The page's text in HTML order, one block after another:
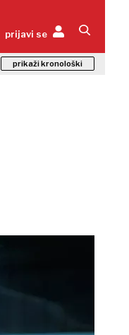
prijavi se
prikaži kronološki